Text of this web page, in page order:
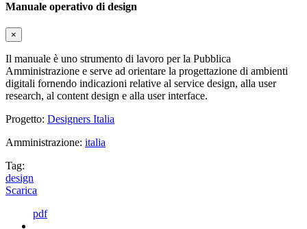
Manuale operativo di design
×
Il manuale è uno strumento di lavoro per la Pubblica
Amministrazione e serve ad orientare la progettazione di ambienti
digitali fornendo indicazioni relative al service design, alla user
research, al content design e alla user interface.
Progetto: Designers Italia
Amministrazione: italia
Tag:
design
Scarica
pdf